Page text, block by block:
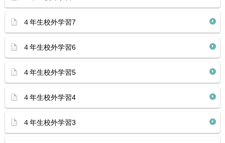
４年生校外学習7
４年生校外学習6
４年生校外学習5
４年生校外学習4
４年生校外学習3